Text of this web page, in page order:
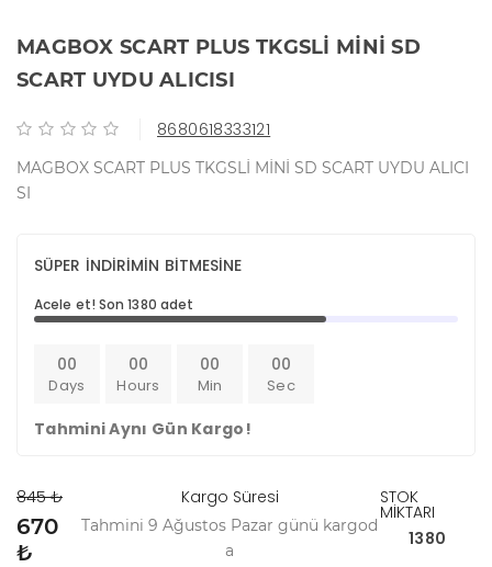
MAGBOX SCART PLUS TKGSLİ MİNİ SD
SCART UYDU ALICISI
8680618333121
MAGBOX SCART PLUS TKGSLİ MİNİ SD SCART UYDU ALICI
SI
SÜPER İNDİRİMİN BİTMESİNE
Acele et! Son 1380 adet
00
Days
00
Hours
00
Min
00
Sec
Tahmini Aynı Gün Kargo!
845 ₺
670
₺
Kargo Süresi
Tahmini 9 Ağustos Pazar günü kargod
a
STOK
MİKTARI
1380